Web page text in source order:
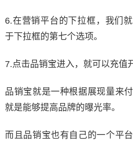
6.在营销平台的下拉框，我们
于下拉框的第七个选项。
7.点击品销宝进入，就可以充值
品销宝就是一种根据展现量来
就是能够提高品牌的曝光率。
而且品销宝也有自己的一个平